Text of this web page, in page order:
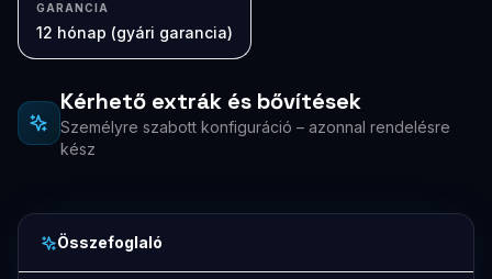
GARANCIA
12 hónap (gyári garancia)
Kérhető extrák és bővítések
Személyre szabott konfiguráció – azonnal rendelésre
kész
Összefoglaló